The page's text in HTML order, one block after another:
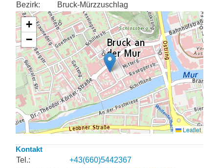
Bezirk:
Bruck-Mürzzuschlag
Kontakt
Tel.:
+43(660)5442367